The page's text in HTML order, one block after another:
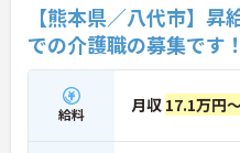
【熊本県／八代市】
での介護職の募集です
給料 月収 17.1万円